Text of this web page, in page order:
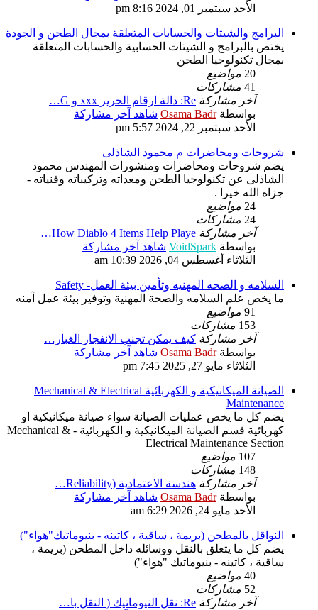
الأحد سبتمبر 01, 2024 8:16 pm
البرامج والشيتات والحسابات المتعلقة بمجال الطحن و الجودة
يختص بالبرامج و الشيتات الحسابية والحسابات المتعلقة
بمجال تكنولوجيا الطحن
20 مواضيع
41 مشاركات
آخر مشاركة Re: دالة ارقام الحرير xxx و G…
بواسطةOsama Badr شاهد آخر مشاركة
الأحد سبتمبر 22, 2024 5:57 pm
شروحات ومحاضرات م محمود الشاذلى
يضم شروحات ومحاضرات ومنشورات المهندس محمود
الشاذلى عن تكنولوجيا الطحن ومعداته وتركيباته وفنياته -
جزاه الله خيرا .
24 مواضيع
24 مشاركات
آخر مشاركة How Diablo 4 Items Help Playe…
بواسطة VoidSpark شاهد آخر مشاركة
الثلاثاء أغسطس 04, 2026 10:39 am
السلامه و الصحه المهنيه وتأمين بيئة العمل- Safety
ما يخص علم السلامه والصحة المهنية وتوفير بيئة عمل آمنه
91 مواضيع
153 مشاركات
آخر مشاركة كيف يمكن تجنب الانفجار الغبار…
بواسطةOsama Badr شاهد آخر مشاركة
الثلاثاء مايو 27, 2025 7:45 pm
الصيانة الميكانيكية و الكهربائية Mechanical & Electrical
Maintenance
يضم كل ما يخص عمليات الصيانة سواء صيانة ميكانيكية او
كهربائية قسم الصيانة الميكانيكية و الكهربائية - Mechanical &
Electrical Maintenance Section
107 مواضيع
148 مشاركات
آخر مشاركة هندسة الاعتمادية (Reliability…
بواسطةOsama Badr شاهد آخر مشاركة
الأحد مايو 24, 2026 6:29 am
النواقل بالمطحن (بريمة ، ساقية ، كاتينه - بنيوماتيك"هواء")
يضم كل ما يتعلق بالنقل ووسائله داخل المطحن (بريمة ،
ساقية ، كاتينه - بنيوماتيك "هواء")
40 مواضيع
52 مشاركات
آخر مشاركة Re: نقل النيوماتيك ( النقل با…